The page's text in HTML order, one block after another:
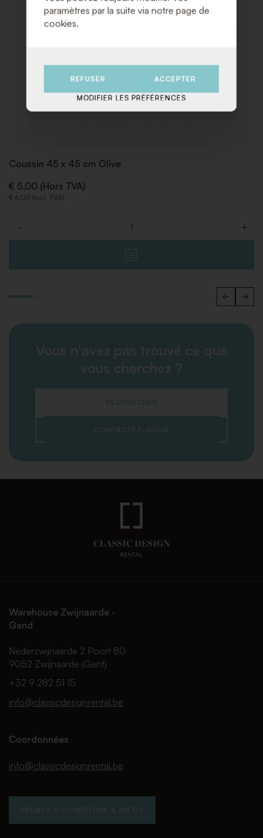
Coussin 45 x 45 cm Olive
€ 5,00 (Hors TVA)
€ 6,05 (Incl. TVA)
- +
Vous n'avez pas trouvé ce que
vous cherchez ?
RECHERCHER
CONTACTEZ-NOUS
Warehouse Zwijnaarde -
Gand
Nederzwijnaarde 2 Poort 80
9052 Zwijnaarde (Gent)
+32 9 282 51 15
info@classicdesignrental.be
Coordonnées
info@classicdesignrental.be
HEURES D'OUVERTURE & INFOS
paramètres par la suite via notre page de
cookies.
REFUSER ACCEPTER
MODIFIER LES PRÉFÉRENCES